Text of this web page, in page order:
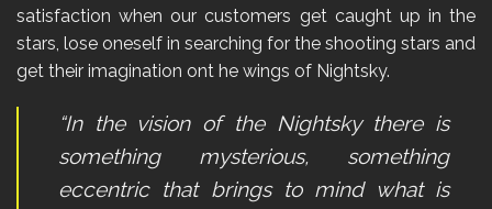
satisfaction when our customers get caught up in the
stars, lose oneself in searching for the shooting stars and
get their imagination ont he wings of Nightsky.
“In the vision of the Nightsky there is
something mysterious, something
eccentric that brings to mind what is